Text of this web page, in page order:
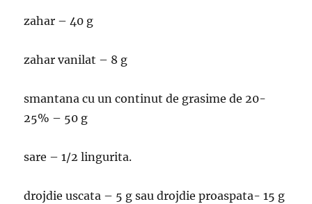
zahar – 40 g
zahar vanilat – 8 g
smantana cu un continut de grasime de 20-
25% – 50 g
sare – 1/2 lingurita.
drojdie uscata – 5 g sau drojdie proaspata- 15 g